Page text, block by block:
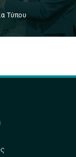
Τύπου